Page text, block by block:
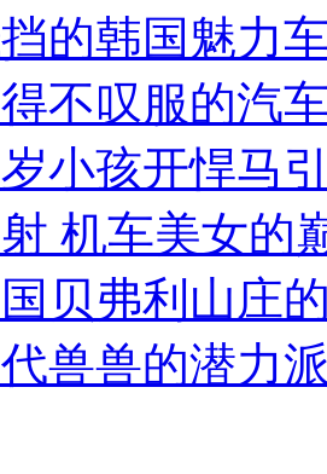
的韩国魅力
不叹服的汽
小孩开悍马
机车美女的
贝弗利山庄
兽兽的潜力